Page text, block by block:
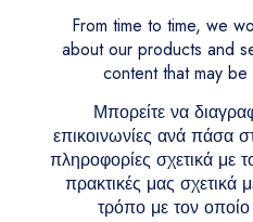
From time to time, we
about our products and
content that may
Μπορείτε να
επικοινωνίες ανά πάσα
πληροφορίες σχετικά με
πρακτικές μας σχετικά
τρόπο με τον